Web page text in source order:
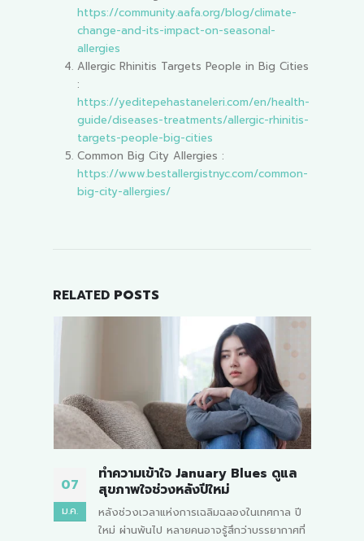
https://community.aafa.org/blog/climate-
change-and-its-impact-on-seasonal-
allergies
Allergic Rhinitis Targets People in Big Cities
:
https://yeditepehastaneleri.com/en/health-
guide/diseases-treatments/allergic-rhinitis-
targets-people-big-cities
Common Big City Allergies :
https://www.bestallergistnyc.com/common-
big-city-allergies/
RELATED POSTS
08
พ.ค.
ภูมิแพ้ ปรับตัวได้ทัน ไม่ต้องทนป่วย
ปัจจุบัน “ ภูมิแพ้ ” ถือเป็นหนึ่งในปัญหาสุขภาพที่
มีแนวโน้มเพิ่มขึ้นอย่างต่อเนื่องและพบได้ในทุก
ช่วงวัย ตั้งแต่เด็กเล็กไปจนถึงผู้สูงอายุ โรคนี้ไม่